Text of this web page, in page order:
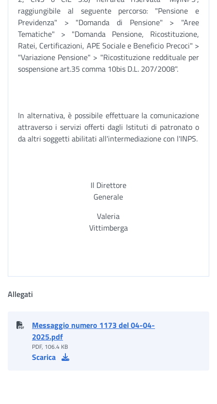
raggiungibile al seguente percorso: "Pensione e
Previdenza" > "Domanda di Pensione" > "Aree
Tematiche" > "Domanda Pensione, Ricostituzione,
Ratei, Certificazioni, APE Sociale e Beneficio Precoci" >
"Variazione Pensione" > "Ricostituzione reddituale per
sospensione art.35 comma 10bis D.L. 207/2008".
In alternativa, è possibile effettuare la comunicazione
attraverso i servizi offerti dagli Istituti di patronato o
da altri soggetti abilitati all'intermediazione con l'INPS.
Il Direttore
Generale
Valeria
Vittimberga
Allegati
Messaggio numero 1173 del 04-04-
2025.pdf
PDF, 106.4 KB
Scarica